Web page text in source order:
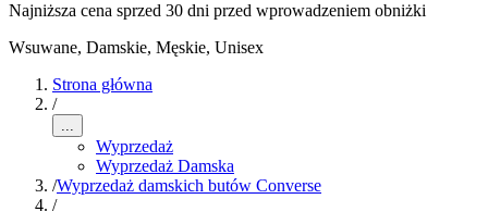
Najniższa cena sprzed 30 dni przed wprowadzeniem obniżki
Wsuwane, Damskie, Męskie, Unisex
Strona główna
/
...
Wyprzedaż
Wyprzedaż Damska
/Wyprzedaż damskich butów Converse
/